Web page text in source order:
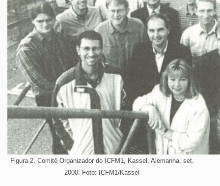
Figura 2. Comitê Organizador do ICFM1, Kassel, Alemanha, set.
2000. Foto: ICFM1/Kassel